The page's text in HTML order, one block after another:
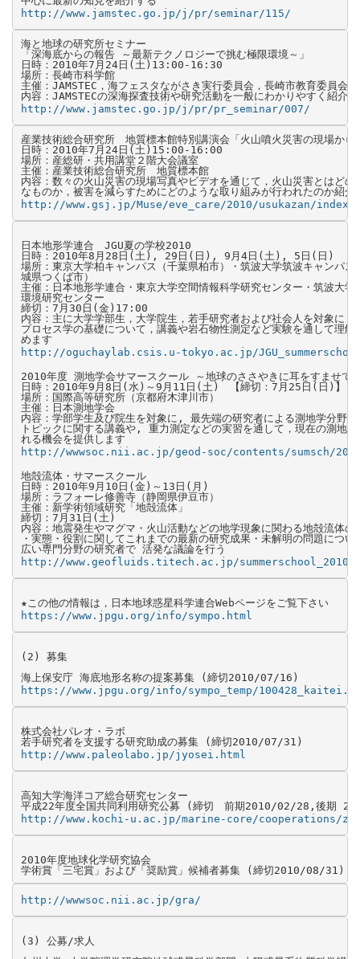
http://www.jamstec.go.jp/j/pr/seminar/115/
海と地球の研究所セミナー
「深海底からの報告 ～最新テクノロジーで挑む極限環境～」
日時：2010年7月24日(土)13:00-16:30
場所：長崎市科学館
主催：JAMSTEC，海フェスタながさき実行委員会，長崎市教育委員会
http://www.jamstec.go.jp/j/pr/pr_seminar/007/
産業技術総合研究所　地質標本館特別講演会「火山噴火災害の現場から
日時：2010年7月24日(土)15:00-16:00
場所：産総研・共用講堂２階大会議室
主催：産業技術総合研究所　地質標本館
内容：数々の火山災害の現場写真やビデオを通じて，火山災害とはどの
http://www.gsj.jp/Muse/eve_care/2010/usukazan/
日本地形学連合　JGU夏の学校2010
日時：2010年8月28日(土), 29日(日), 9月4日(土), 5日(日)
場所：東京大学柏キャンパス（千葉県柏市）・筑波大学筑波キャンパス
城県つくば市）
主催：日本地形学連合・東京大学空間情報科学研究センター・筑波大学
環境研究センター
締切：7月30日(金)17:00
内容：主に大学学部生，大学院生，若手研究者および社会人を対象に，
プロセス学の基礎について，講義や岩石物性測定など実験を通して理解
http://oguchaylab.csis.u-tokyo.ac.jp/
2010年度 測地学会サマースクール ～地球のささやきに耳をすませて
日時：2010年9月8日(水)～9月11日(土)　【締切：7月25日(日)】
場所：国際高等研究所（京都府木津川市）
主催：日本測地学会
内容：学部学生及び院生を対象に, 最先端の研究者による測地学分野の
トピックに関する講義や, 重力測定などの実習を通して，現在の測地学
http://wwwsoc.nii.ac.jp/geod-soc/contents/sumsch/
地殻流体・サマースクール
日時：2010年9月10日(金)～13日(月)
場所：ラフォーレ修善寺（静岡県伊豆市）
主催：新学術領域研究「地殻流体」
締切：7月31日(土)
内容：地震発生やマグマ・火山活動などの地学現象に関わる地殻流体の
・実態・役割に関してこれまでの最新の研究成果・未解明の問題につい
http://www.geofluids.titech.ac.jp/
★この他の情報は，日本地球惑星科学連合Webページをご覧下さい
https://www.jpgu.org/info/sympo.html
(2) 募集
https://www.jpgu.org/info/sympo_temp/
株式会社パレオ・ラボ
http://www.paleolabo.jp/jyosei.html
高知大学海洋コア総合研究センター
http://www.kochi-u.ac.jp/marine-core/cooperations/
2010年度地球化学研究協会
学術賞「三宅賞」および「奨励賞」候補者募集 (締切2010/08/31)
http://wwwsoc.nii.ac.jp/gra/
(3) 公募/求人